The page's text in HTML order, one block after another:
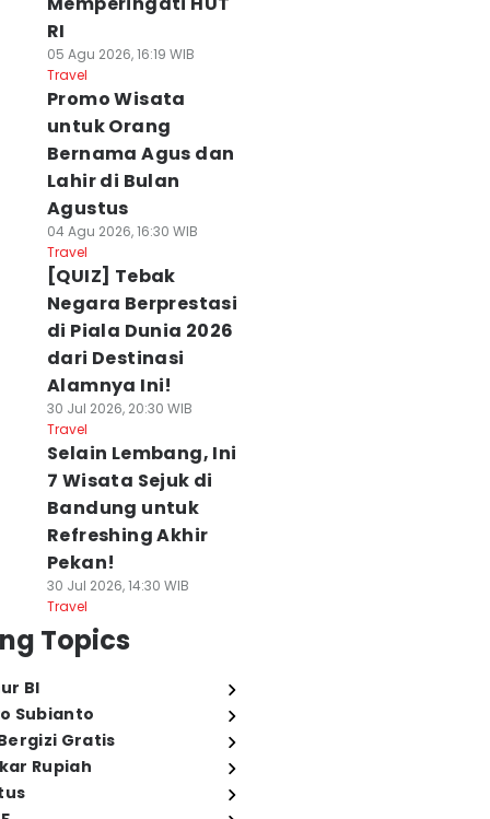
RI
05 Agu 2026, 16:19 WIB
Travel
Promo Wisata
untuk Orang
Bernama Agus dan
Lahir di Bulan
Agustus
04 Agu 2026, 16:30 WIB
Travel
[QUIZ] Tebak
Negara Berprestasi
di Piala Dunia 2026
dari Destinasi
Alamnya Ini!
30 Jul 2026, 20:30 WIB
Travel
Selain Lembang, Ini
7 Wisata Sejuk di
Bandung untuk
Refreshing Akhir
Pekan!
30 Jul 2026, 14:30 WIB
Travel
Topics
BI
Subianto
Gratis
Rupiah